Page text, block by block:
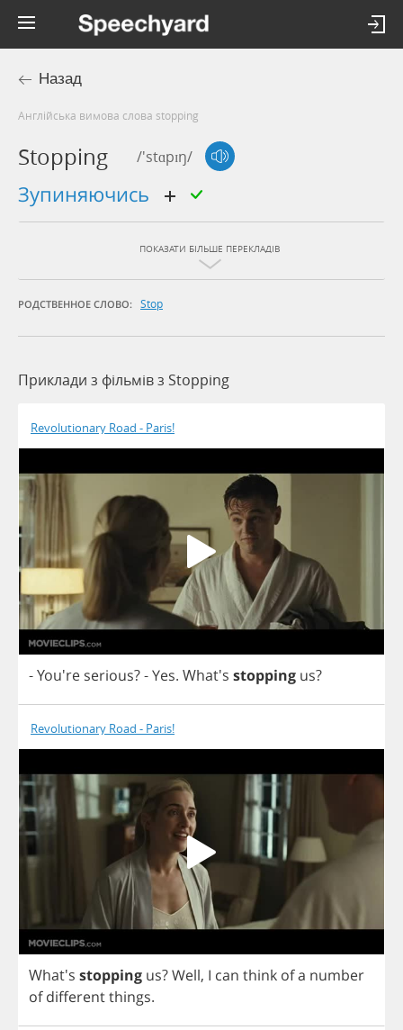
Назад
Англійська вимова слова stopping
Stopping /'stɑpɪŋ/
зупиняючись
ПОКАЗАТИ БІЛЬШЕ ПЕРЕКЛАДІВ
РОДСТВЕННОЕ СЛОВО: Stop
Приклади з фільмів з Stopping
Revolutionary Road - Paris!
- You're serious?-Yes. What's stopping us?
Revolutionary Road - Paris!
What's stopping us?Well, I can think ofa number
of differentthings.